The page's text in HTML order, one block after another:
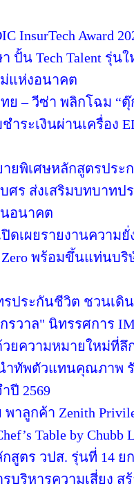
InsurTech Award
ปั้น Tech Talent รุ่น
แห่งอนาคต
– วีซ่า พลิกโฉม “ตุ๊
ำระเงินผ่านเครื่อง
ายพิเศษหลักสูตรปร
ศร ส่งเสริมบทบาท
อนาคต
ดเผยรายงานความ
Zero พร้อมขึ้นแท่น
รประกันชีวิต ชวนเดิ
วาล" นิทรรศการ
ยความหมายใหม่ที่ลึ
ำทัพตัวแทนคุณภาพ
ปี 2569
าลูกค้า Zenith
Table by Chubb
สูตร วปส. รุ่นที่ 14 ย
ริหารความเสี่ยง สร้